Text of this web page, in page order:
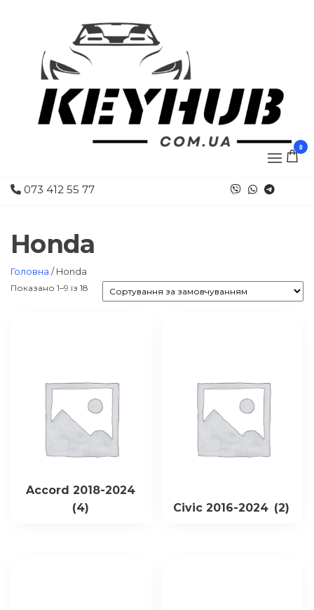
0
073 412 55 77
Honda
Головна / Honda
Показано 1–9 із 18
Accord 2018-2024
(4)
Civic 2016-2024 (2)